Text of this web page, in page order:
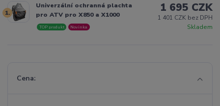
1.
Univerzální ochranná plachta
pro ATV pro X850 a X1000
Skladem
TOP produkt Novinka
1 695 CZK
1 401 CZK bez DPH
Cena: